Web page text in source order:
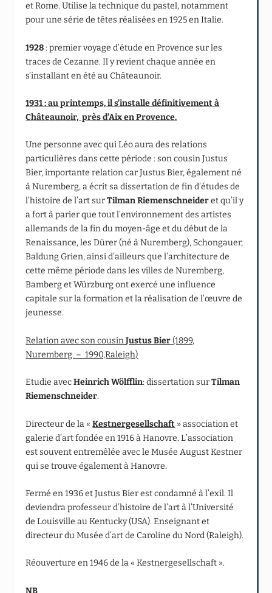
et Rome. Utilise la technique du pastel, notamment
pour une série de têtes réalisées en 1925 en Italie.
1928: premier voyage d’étude en Provence sur les
traces de Cezanne. Il y revient chaque année en
s’installant en été au Châteaunoir.
1931 : au printemps, il s’installe définitivement à
Châteaunoir, près d’Aix en Provence.
Une personne avec qui Léo aura des relations
particulières dans cette période : son cousin Justus
Bier, importante relation car Justus Bier, également né
à Nuremberg, a écrit sa dissertation de fin d’études de
l’histoire de l’art surTilman Riemenschneideret qu’il y
a fort à parier que tout l’environnement des artistes
allemands de la fin du moyen-âge et du début de la
Renaissance, les Dürer (né à Nuremberg), Schongauer,
Baldung Grien, ainsi d’ailleurs que l’architecture de
cette même période dans les villes de Nuremberg,
Bamberg et Würzburg ont exercé une influence
capitale sur la formation et la réalisation de l’œuvre de
jeunesse.
Relation avec son cousinJustus Bier(1899,
Nuremberg – 1990,Raleigh)
Etudie avecHeinrich Wölfflin: dissertation surTilman
Riemenschneider.
Directeur de la «Kestnergesellschaft » association et
galerie d’art fondée en 1916 à Hanovre. L’association
est souvent entremêlée avec le Musée August Kestner
qui se trouve également à Hanovre.
Fermé en 1936 et Justus Bier est condamné à l’exil. Il
deviendra professeur d’histoire de l’art à l’Université
de Louisville au Kentucky (USA). Enseignant et
directeur du Musée d’art de Caroline du Nord (Raleigh).
Réouverture en 1946 de la « Kestnergesellschaft ».
NB